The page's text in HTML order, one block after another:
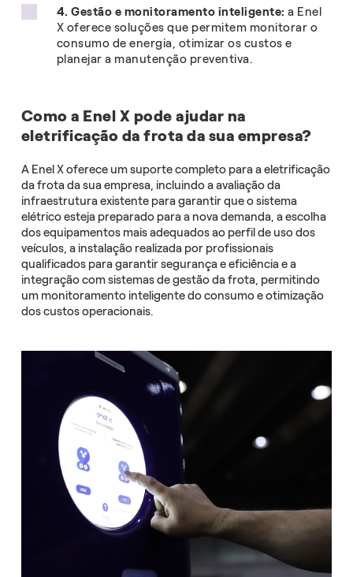
4. Gestão e monitoramento inteligente: a Enel
X oferece soluções que permitem monitorar o
consumo de energia, otimizar os custos e
planejar a manutenção preventiva.
Como a Enel X pode ajudar na
eletrificação da frota da sua empresa?
A Enel X oferece um suporte completo para a eletrificação
da frota da sua empresa, incluindo a avaliação da
infraestrutura existente para garantir que o sistema
elétrico esteja preparado para a nova demanda, a escolha
dos equipamentos mais adequados ao perfil de uso dos
veículos, a instalação realizada por profissionais
qualificados para garantir segurança e eficiência e a
integração com sistemas de gestão da frota, permitindo
um monitoramento inteligente do consumo e otimização
dos custos operacionais.